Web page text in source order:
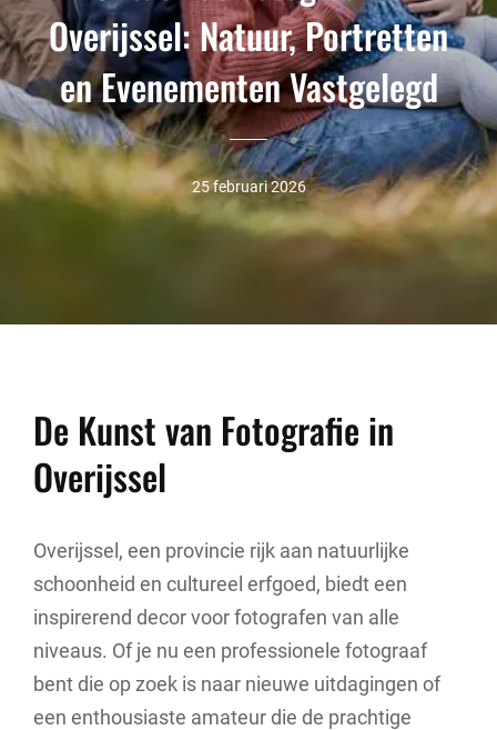
Overijssel: Natuur, Portretten
en Evenementen Vastgelegd
25 februari 2026
De Kunst van Fotografie in
Overijssel
Overijssel, een provincie rijk aan natuurlijke
schoonheid en cultureel erfgoed, biedt een
inspirerend decor voor fotografen van alle
niveaus. Of je nu een professionele fotograaf
bent die op zoek is naar nieuwe uitdagingen of
een enthousiaste amateur die de prachtige